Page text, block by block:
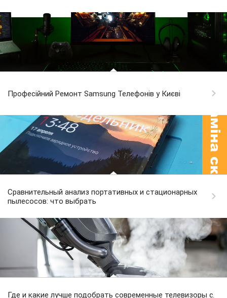
Професійний Ремонт Samsung Телефонів у Києві
Сравнительный анализ портативных и стационарных
пылесосов: что выбрать
Где и какие лучше подобрать современные телевизоры с